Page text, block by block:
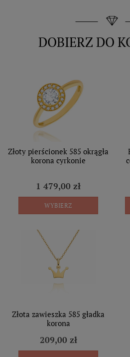
DOBIERZ DO
Złoty pierścionek 585 okrągła
korona cyrkonie
1 479,00 zł
WYBIERZ
Złota zawieszka 585 gładka
korona
209,00 zł